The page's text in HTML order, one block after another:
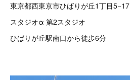
東京都西東京市ひばりが丘1丁目5−17
スタジオα 第2スタジオ
ひばりが丘駅南口から徒歩6分